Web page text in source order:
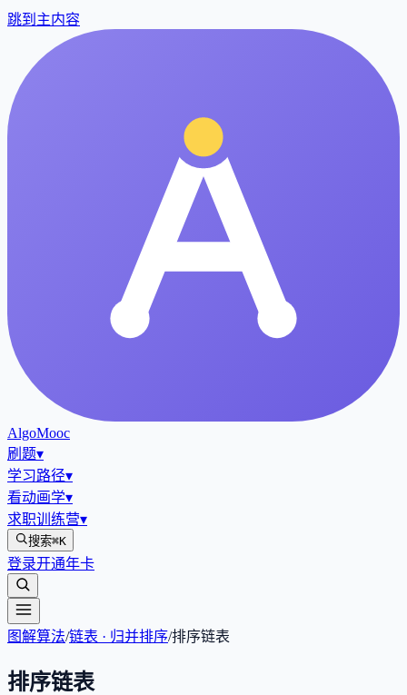
跳到主内容
AlgoMooc
刷题▾
学习路径▾
看动画学▾
求职训练营▾
搜索⌘K
登录开通年卡
图解算法/链表 · 归并排序/排序链表
排序链表